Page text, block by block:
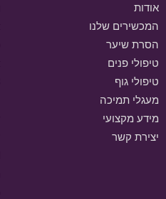
אודות
המכשירים שלנו
הסרת שיער
טיפולי פנים
טיפולי גוף
מעגלי תמיכה
מידע מקצועי
יצירת קשר